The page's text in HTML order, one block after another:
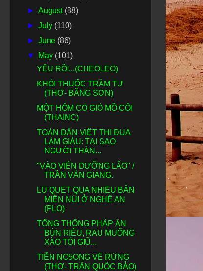
►August (88)
►July (110)
►June (86)
▼
May (101)
YÊU RỒI...(CHEOLEO)
KHÓI THUỐC TRẦM TƯ
(THƠ- BẰNG SƠN)
MỘT HÔM CÓ GIÓ MỒ CÔI
(THAINC)
TOÀN DÂN VIỆT THI ĐUA
LÀM GIÀU: TẠI SAO
NGƯỜI THÀN...
"VÀO VIỆN DƯỠNG LÃO" /
TRẦN VĂN GIANG.
LŨ QUÉT QUA NHIỀU BẢN
MIỀN NÚI Ở NGHỆ AN
(PLO)
TỔNG THỐNG PHÁP ĂN
BÚN RIÊU, RAU MUỐNG
XÀO TỎI GIŨ...
TIỄN NO5ONG VỀ RỪNG
(THƠ- TRẦN QUỐC BẢO)